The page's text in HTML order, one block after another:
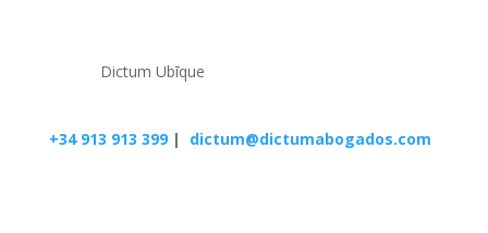
Dictum Ubīque
+34 913 913 399| dictum@dictumabogados.com